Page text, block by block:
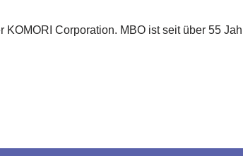
Corporation. MBO ist seit über 55